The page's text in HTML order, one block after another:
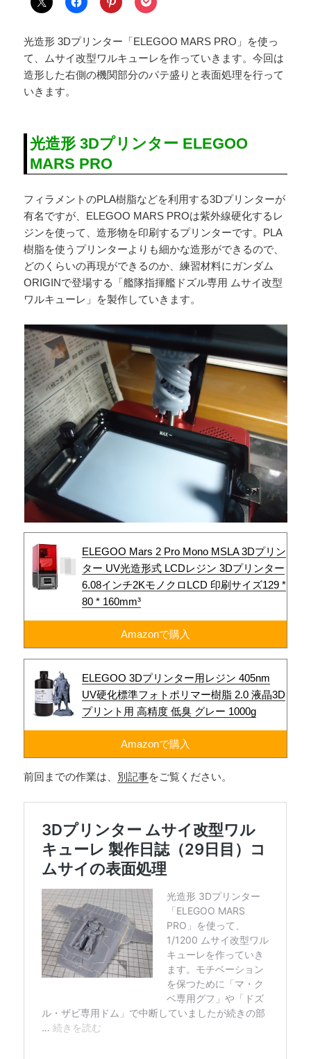
光造形 3Dプリンター「ELEGOO MARS PRO」を使っ
て、ムサイ改型ワルキューレを作っていきます。今回は
造形した右側の機関部分のパテ盛りと表面処理を行って
いきます。
光造形 3Dプリンター ELEGOO
MARS PRO
フィラメントのPLA樹脂などを利用する3Dプリンターが
有名ですが、ELEGOO MARS PROは紫外線硬化するレ
ジンを使って、造形物を印刷するプリンターです。PLA
樹脂を使うプリンターよりも細かな造形ができるので、
どのくらいの再現ができるのか、練習材料にガンダム
ORIGINで登場する「艦隊指揮艦ドズル専用 ムサイ改型
ワルキューレ」を製作していきます。
ELEGOO Mars 2 Pro Mono MSLA 3Dプリン
ター UV光造形式 LCDレジン 3Dプリンター
6.08インチ2KモノクロLCD 印刷サイズ129 *
80 * 160mm³
Amazonで購入
ELEGOO 3Dプリンター用レジン 405nm
UV硬化標準フォトポリマー樹脂 2.0 液晶3D
プリント用 高精度 低臭 グレー 1000g
Amazonで購入
前回までの作業は、 別記事をご覧ください。